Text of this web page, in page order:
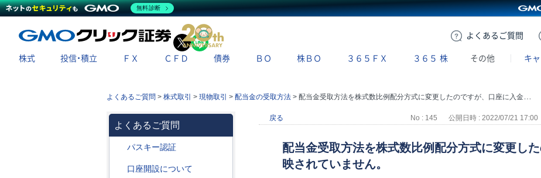
よくある ご質問
X
株式 投信・積立 ＦＸ ＣＦＤ 債券 ＢＯ 株ＢＯ ３６５ＦＸ ３６５ 株 その他 キ
よくあるご質問 > 株式取引 > 現物取引 > 配当金の受取方法 > 配当金受取方法を株式数比例配分方式に変更したのですが、口座に入金が反映されていません。
よくあるご質問
パスキー認証
口座開設について
戻る No : 145 公開日時 : 2022/07/21 17:00
配当金受取方法を株式数比例配分方式に変更し
映されていません。
無料診断